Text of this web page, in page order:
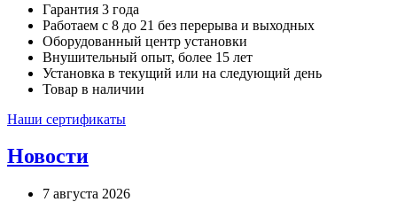
Гарантия 3 года
Работаем с 8 до 21 без перерыва и выходных
Оборудованный центр установки
Внушительный опыт, более 15 лет
Установка в текущий или на следующий день
Товар в наличии
Наши сертификаты
Новости
7 августа 2026